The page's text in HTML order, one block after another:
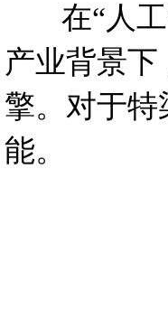
在“人工
产业背景
擎。对于特
能。